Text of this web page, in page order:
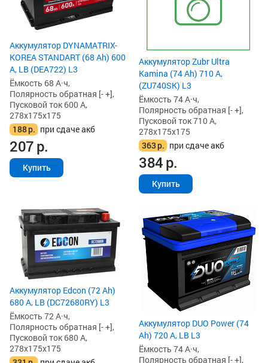
Аккумулятор DYNAMATRIX-
KOREA STANDART (68 Ah) 600
А, LB (DEA722) L3
Ёмкость 68 А·ч,
Полярность обратная [- +],
Пусковой ток 600 А,
278x175x175
188р. при сдаче акб
207р.
Купить
Аккумулятор Zubr Ultra
Kamina (74 Ah) 710 А,
(ZU740SK) L3
Ёмкость 74 А·ч,
Полярность обратная [- +],
Пусковой ток 710 А,
278x175x175
363р. при сдаче акб
384р.
Купить
Аккумулятор Edcon (72 Ah)
680 А, LB (DC72680RY) L3
Ёмкость 72 А·ч,
Полярность обратная [- +],
Пусковой ток 680 А,
278x175x175
Аккумулятор DUO Power (74
Ah) 720 А, LB L3
Ёмкость 74 А·ч,
Полярность обратная [- +],